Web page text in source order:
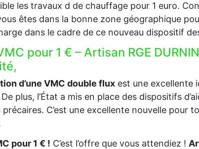
les travaux d de chauffage pour 1 euro.
êtes dans la bonne zone géographique
dans le cadre de ce nouveau dispositif
pour 1 € – Artisan RGE
d’une VMC double flux est une excellente
plus, l’État a mis en place des dispositifs
précaires. C’est une excellente nouvelle pour
pour 1 € ! C’est l’offre que vous attendiez !